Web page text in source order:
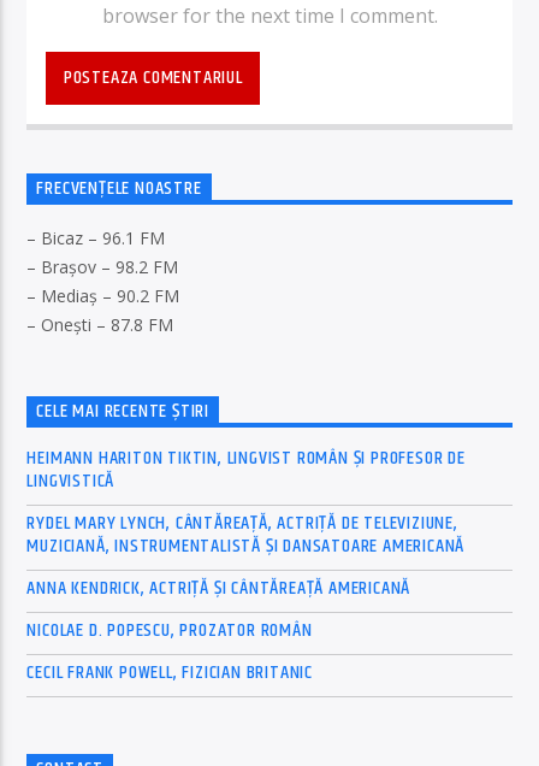
browser for the next time I comment.
FRECVENȚELE NOASTRE
– Bicaz – 96.1 FM
– Brașov – 98.2 FM
– Mediaș – 90.2 FM
– Onești – 87.8 FM
CELE MAI RECENTE ȘTIRI
HEIMANN HARITON TIKTIN, LINGVIST ROMÂN ȘI PROFESOR DE
LINGVISTICĂ
RYDEL MARY LYNCH, CÂNTĂREAȚĂ, ACTRIȚĂ DE TELEVIZIUNE,
MUZICIANĂ, INSTRUMENTALISTĂ ȘI DANSATOARE AMERICANĂ
ANNA KENDRICK, ACTRIȚĂ ȘI CÂNTĂREAȚĂ AMERICANĂ
NICOLAE D. POPESCU, PROZATOR ROMÂN
CECIL FRANK POWELL, FIZICIAN BRITANIC